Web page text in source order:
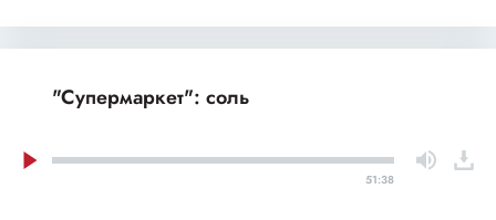
"Супермаркет": соль
51:38